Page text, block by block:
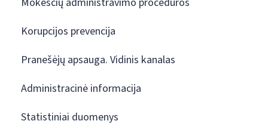
Korupcijos prevencija
Pranešėjų apsauga. Vidinis kanalas
Administracinė informacija
Statistiniai duomenys